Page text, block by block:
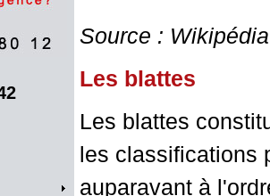
Source : Wikipédia
Les blattes
Les blattes
les classifications
auparavant à